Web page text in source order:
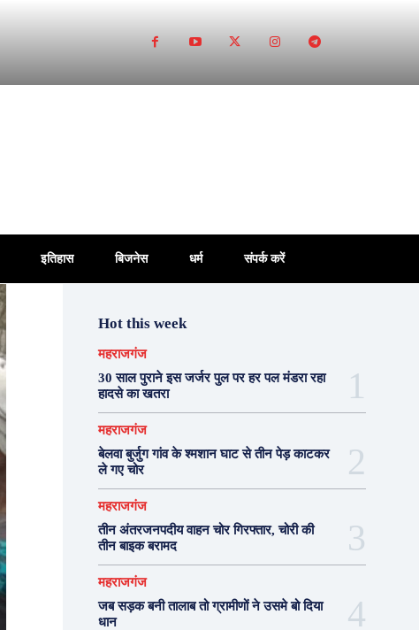
इतिहास बिजनेस धर्म संपर्क करें
Hot this week
महराजगंज
30 साल पुराने इस जर्जर पुल पर हर पल मंडरा रहा
हादसे का खतरा
महराजगंज
बेलवा बुर्जुग गांव के श्मशान घाट से तीन पेड़ काटकर
ले गए चोर
महराजगंज
तीन अंतरजनपदीय वाहन चोर गिरफ्तार, चोरी की
तीन बाइक बरामद
महराजगंज
जब सड़क बनी तालाब तो ग्रामीणों ने उसमे बो दिया
धान